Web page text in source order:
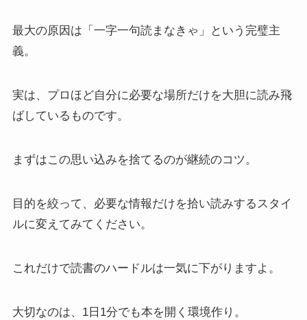
最大の原因は「一字一句読まなきゃ」という完璧主
義。
実は、プロほど自分に必要な場所だけを大胆に読み飛
ばしているものです。
まずはこの思い込みを捨てるのが継続のコツ。
目的を絞って、必要な情報だけを拾い読みするスタイ
ルに変えてみてください。
これだけで読書のハードルは一気に下がりますよ。
大切なのは、1日1分でも本を開く環境作り。